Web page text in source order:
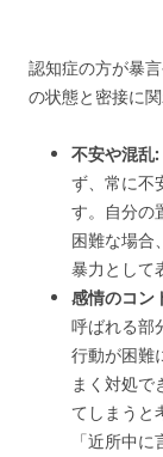
認知症の方が暴
の状態と密接に
不安や混乱:
ず、常に不
す。自分の
困難な場合
暴力として
感情のコン
呼ばれる部
行動が困難
まく対処で
てしまうと
「近所中